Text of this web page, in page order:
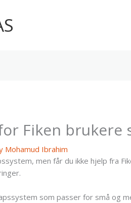
Fiken
Mohamud Ibrahim
men får du ikke hjelp fra
som passer for små og